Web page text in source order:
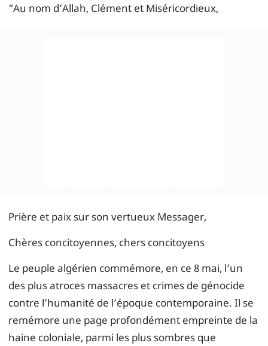
“Au nom d’Allah, Clément et Miséricordieux,
Prière et paix sur son vertueux Messager,
Chères concitoyennes, chers concitoyens
Le peuple algérien commémore, en ce 8 mai, l’un
des plus atroces massacres et crimes de génocide
contre l’humanité de l’époque contemporaine. Il se
remémore une page profondément empreinte de la
haine coloniale, parmi les plus sombres que